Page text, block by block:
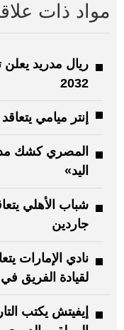
مواد ذات
ريال مدريد
2032
إنتر ميامي
المصري كشك
اليد»
شباب الأهلي
جاردين
نادي الإمارات
لقيادة الفريق
إيفيتش يكتب